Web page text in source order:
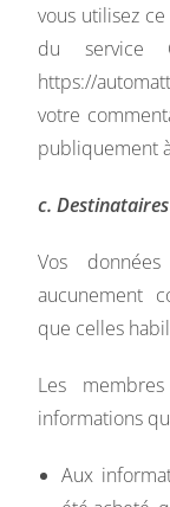
vous utilisez
du service
https://
votre
publiquement
c.
Vos
aucunement
que celles
Les
informations
Aux